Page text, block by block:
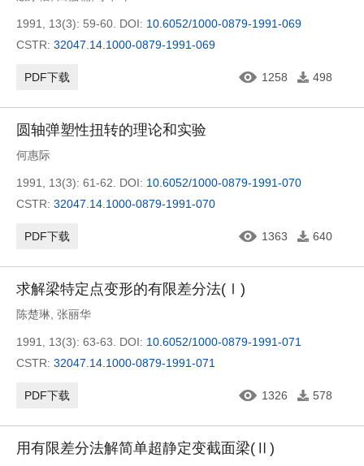
1991, 13(3): 59-60. DOI: 10.6052/1000-0879-1991-069
CSTR: 32047.14.1000-0879-1991-069
PDF下载 1258 498
圆轴弹塑性扭转的理论和实验
何惠际
1991, 13(3): 61-62. DOI: 10.6052/1000-0879-1991-070
CSTR: 32047.14.1000-0879-1991-070
PDF下载 1363 640
求解梁特定点变形的有限差分法(Ⅰ)
陈楚琳 张丽华
1991, 13(3): 63-63. DOI: 10.6052/1000-0879-1991-071
CSTR: 32047.14.1000-0879-1991-071
PDF下载 1326 578
用有限差分法解简单超静定变截面梁(Ⅱ)